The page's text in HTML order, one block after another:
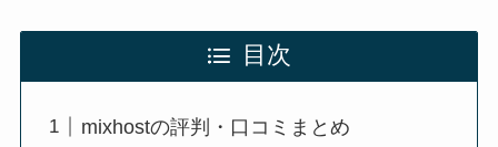
目次
mixhostの評判・口コミまとめ